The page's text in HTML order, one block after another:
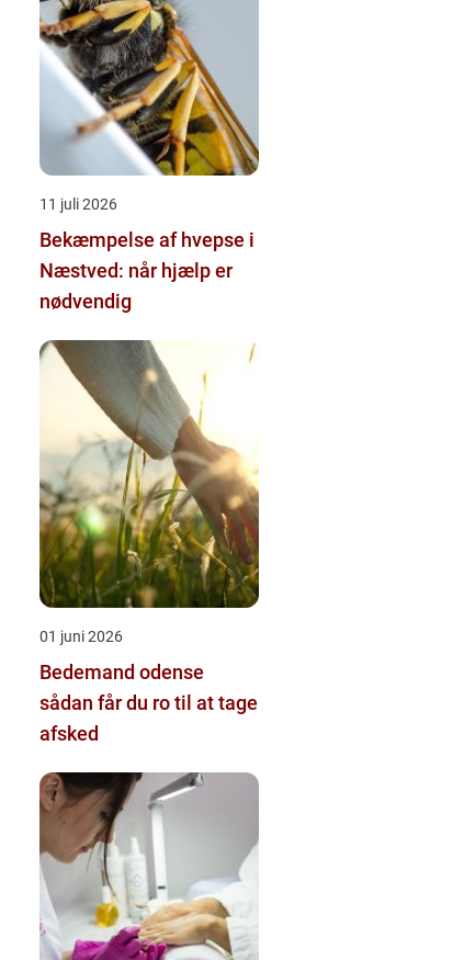
11 juli 2026
Bekæmpelse af hvepse i
Næstved: når hjælp er
nødvendig
01 juni 2026
Bedemand odense
sådan får du ro til at tage
afsked